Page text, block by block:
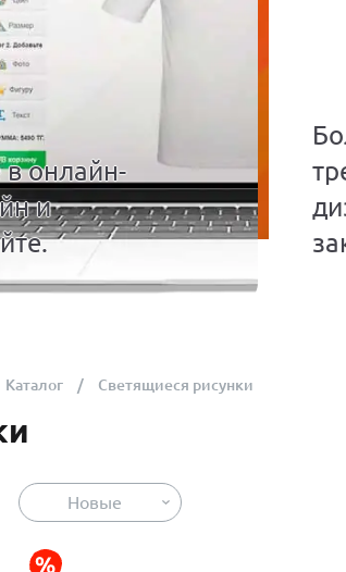
в онлайн-
и
Каталог Светящиеся рисунки
Новые